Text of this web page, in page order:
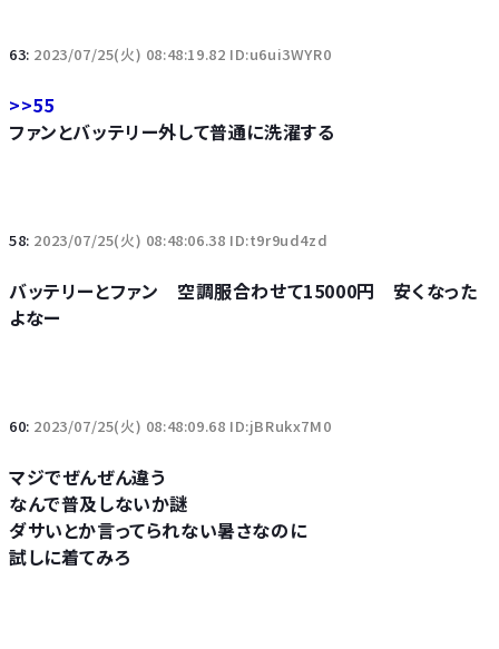
63: 2023/07/25(火) 08:48:19.82 ID:u6ui3WYR0
>>55
ファンとバッテリー外して普通に洗濯する
58: 2023/07/25(火) 08:48:06.38 ID:t9r9ud4zd
バッテリーとファン 空調服合わせて15000円 安くなった
よなー
60: 2023/07/25(火) 08:48:09.68 ID:jBRukx7M0
マジでぜんぜん違う
なんで普及しないか謎
ダサいとか言ってられない暑さなのに
試しに着てみろ